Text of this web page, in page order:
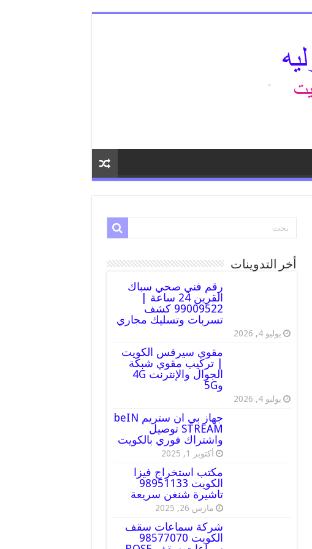
أخر التدوينات
رقم فني صحي سباك
القرين 24 ساعة |
99009522 كشف
تسربات وتسليك مجاري
يوليو 4, 2026
مقوي سيرفس الكويت
| تركيب مقوي شبكة
الجوال والإنترنت 4G
و5G
يوليو 4, 2026
جهاز بي ان ستريم beIN
STREAM توصيل
واشتراك فوري بالكويت
أكتوبر 1, 2025
مكتب استخراج فيزا
الكويت 98951133
تاشيرة شنغن سريعة
مارس 26, 2025
شركة سماعات سقف
الكويت 98577070